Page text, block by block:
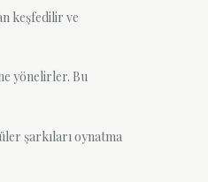
keşfedilir ve
yönelirler. Bu
şarkıları oynatma